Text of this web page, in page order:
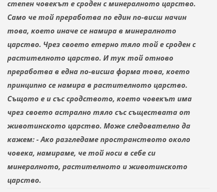
степен човекът е сроден с минералното царство.
Само че той преработва по един по-висш начин
това, което иначе се намира в минералното
царство. Чрез своето етерно тяло той е сроден с
растителното царство. И тук той отново
преработва в една по-висша форма това, което
принципно се намира в растителното царство.
Същото е и съссродството, което човекът има
чрез своето астрално тяло със съществата от
животинското царство. Може следователно да
кажем: - Ако разгледаме пространството около
човека, намираме, че той носи в себе си
минералното, растителното и животинското
царство.